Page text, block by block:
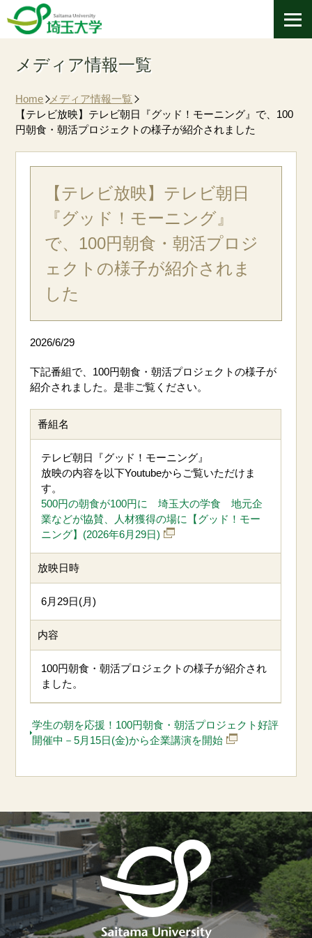
メディア情報一覧
Home メディア情報一覧
【テレビ放映】テレビ朝日『グッド！モーニング』で、100
円朝食・朝活プロジェクトの様子が紹介されました
【テレビ放映】テレビ朝日
『グッド！モーニング』
で、100円朝食・朝活プロジ
ェクトの様子が紹介されま
した
2026/6/29
下記番組で、100円朝食・朝活プロジェクトの様子が
紹介されました。是非ご覧ください。
番組名
テレビ朝日『グッド！モーニング』
放映の内容を以下Youtubeからご覧いただけま
す。
500円の朝食が100円に 埼玉大の学食 地元企
業などが協賛、人材獲得の場に【グッド！モー
ニング】(2026年6月29日)
放映日時
6月29日(月)
内容
100円朝食・朝活プロジェクトの様子が紹介され
ました。
学生の朝を応援！100円朝食・朝活プロジェクト好評
開催中－5月15日(金)から企業講演を開始